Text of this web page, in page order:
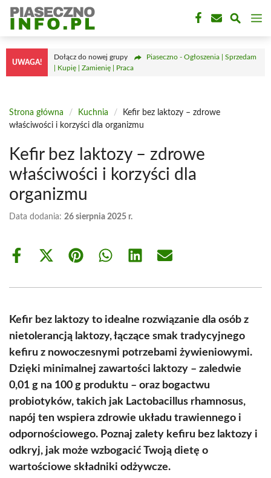
Przejdź
treści
UWAGA!
Dołącz do nowej grupy
Piaseczno - Ogłoszenia | Sprzedam
| Kupię | Zamienię | Praca
Strona główna / Kuchnia /
Kefir bez laktozy – zdrowe
właściwości i korzyści dla organizmu
Kefir bez laktozy – zdrowe
właściwości i korzyści dla
organizmu
Data dodania: 26 sierpnia 2025 r.
Share
Share
(Twitter)
Share Share Share Share
Kefir bez laktozy to idealne rozwiązanie dla osób z
nietolerancją laktozy, łączące smak tradycyjnego
kefiru z nowoczesnymi potrzebami żywieniowymi.
Dzięki minimalnej zawartości laktozy – zaledwie
0,01 g na 100 g produktu – oraz bogactwu
probiotyków, takich jak Lactobacillus rhamnosus,
napój ten wspiera zdrowie układu trawiennego i
odpornościowego. Poznaj zalety kefiru bez laktozy i
odkryj, jak może wzbogacić Twoją dietę o
wartościowe składniki odżywcze.